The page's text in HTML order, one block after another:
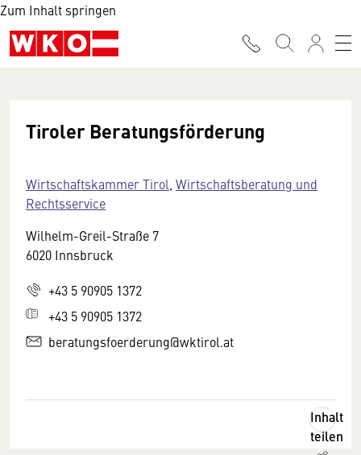
Zum Inhalt springen
Tiroler Beratungsförderung
Wirtschaftskammer Tirol Wirtschaftsberatung und
Rechtsservice
Wilhelm-Greil-Straße 7
6020 Innsbruck
+43 5 90905 1372
+43 5 90905 1372
beratungsfoerderung@wktirol.at
Inhalt
teilen